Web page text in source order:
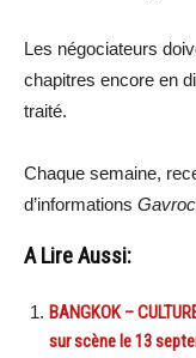
Les négociateurs
chapitres encore en
traité.
Chaque semaine,
d’informations
A Lire Aussi:
BANGKOK –
sur scène le 13